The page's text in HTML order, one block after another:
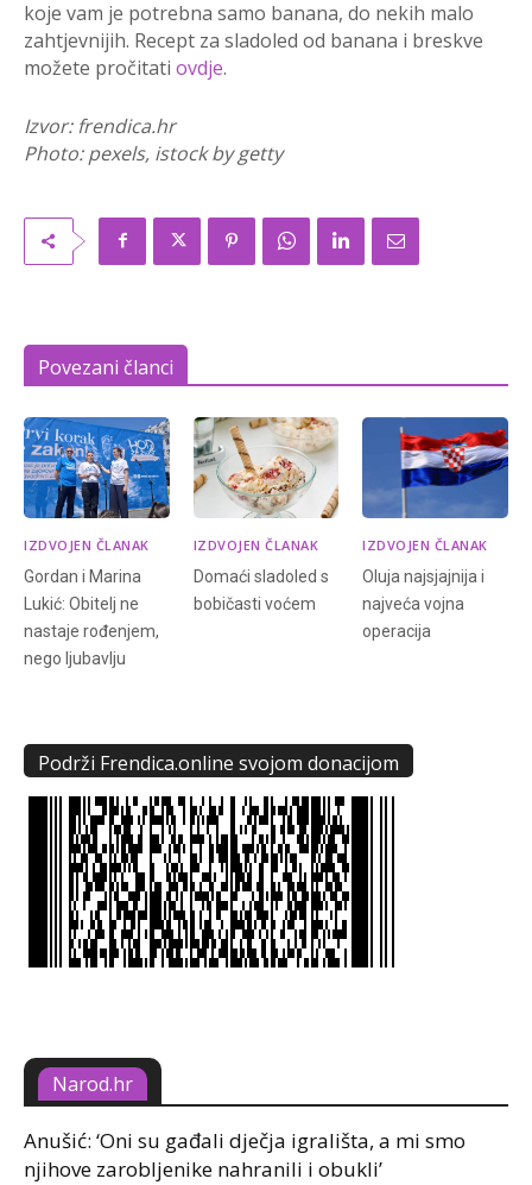
koje vam je potrebna samo banana, do nekih malo
zahtjevnijih. Recept za sladoled od banana i breskve
možete pročitati ovdje.
Izvor: frendica.hr
Photo: pexels, istock by getty
Povezani članci
IZDVOJEN ČLANAK
Gordan i Marina
Lukić: Obitelj ne
nastaje rođenjem,
nego ljubavlju
IZDVOJEN ČLANAK
Domaći sladoled s
bobičasti voćem
IZDVOJEN ČLANAK
Oluja najsjajnija i
najveća vojna
operacija
Podrži Frendica.online svojom donacijom
Narod.hr
Anušić: ‘Oni su gađali dječja igrališta, a mi smo
njihove zarobljenike nahranili i obukli’